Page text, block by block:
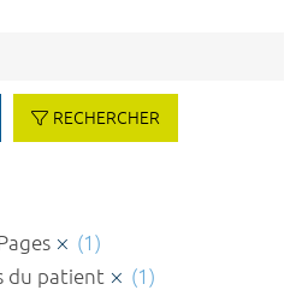
RECHERCHER
(1)
du patient
(1)